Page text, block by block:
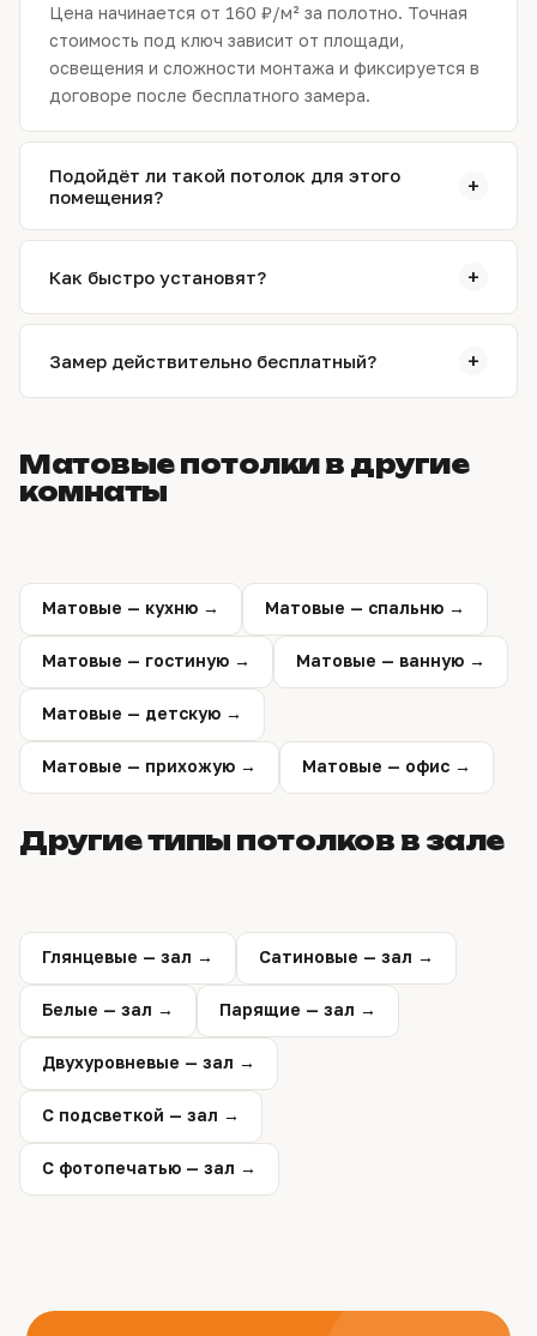
Цена начинается от 160 ₽/м² за полотно. Точная
стоимость под ключ зависит от площади,
освещения и сложности монтажа и фиксируется в
договоре после бесплатного замера.
Подойдёт ли такой потолок для этого
помещения?
+
Да. На замере специалист подтвердит выбор
фактуры и подберёт схему света с учётом
необходимости предложит более подходящий
вариант.
Как быстро установят? +
Обычно монтаж занимает от 2 до 5 часов за один
выезд. Сложные конструкции со светом и
Замер действительно бесплатный? +
Замер ни к чему не обязывает.
Матовые потолки в другие
комнаты
Матовые — кухню → Матовые — спальню →
Матовые — гостиную → Матовые — ванную →
Матовые — детскую →
Матовые — прихожую → Матовые — офис →
Другие типы потолков в зале
Глянцевые — зал → Сатиновые — зал →
Белые — зал → Парящие — зал →
Двухуровневые — зал →
С подсветкой — зал →
С фотопечатью — зал →